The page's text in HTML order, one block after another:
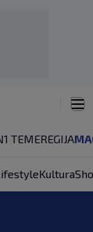
TEMEREGIJA
Kultura